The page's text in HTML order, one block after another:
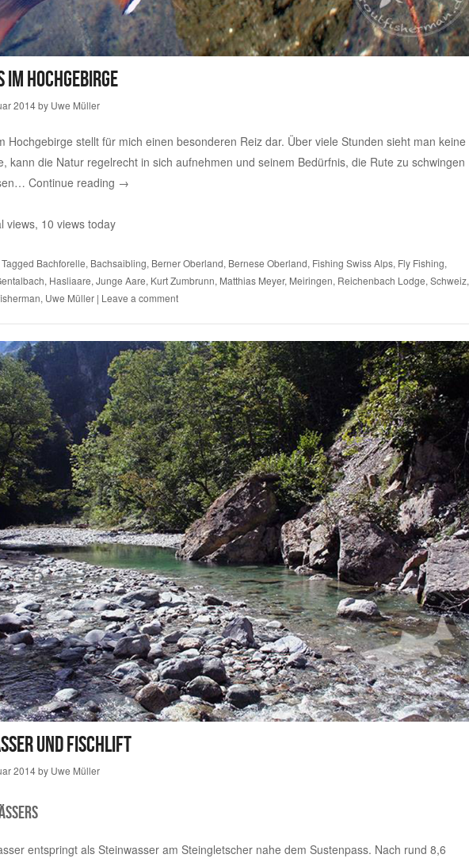
im Hochgebirge
2014by Uwe Müller
Hochgebirge stellt für mich einen besonderen Reiz dar. Über viele Stunden sieht man keine
kann die Natur regelrecht in sich aufnehmen und seinem Bedürfnis, die Rute zu schwingen
Continue reading →
views, 10 views today
Tagged Bachforelle, Bachsaibling, Berner Oberland, Bernese Oberland, Fishing Swiss Alps, Fly Fishing,
, Hasliaare, Junge Aare, Kurt Zumbrunn, Matthias Meyer, Meiringen, Reichenbach Lodge, Schweiz,
, Uwe Müller | Leave a comment
und Fischlift
2014by Uwe Müller
entspringt als Steinwasser am Steingletscher nahe dem Sustenpass. Nach rund 8,6